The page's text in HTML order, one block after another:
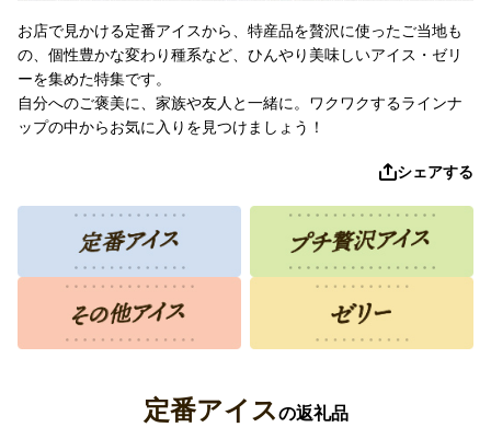
お店で見かける定番アイスから、特産品を贅沢に使ったご当地も
の、個性豊かな変わり種系など、ひんやり美味しいアイス・ゼリ
ーを集めた特集です。
自分へのご褒美に、家族や友人と一緒に。ワクワクするラインナ
ップの中からお気に入りを見つけましょう！
シェアする
定番アイスの返礼品